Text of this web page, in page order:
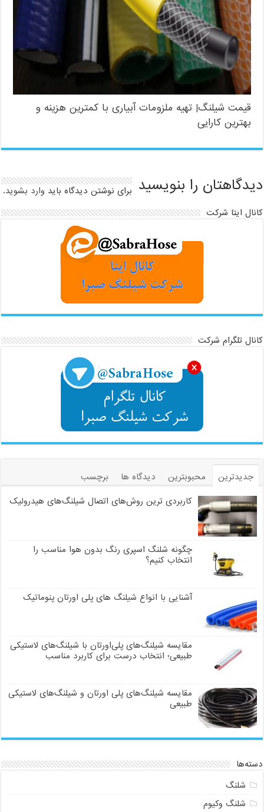
قیمت شیلنگ| تهیه ملزومات آبیاری با کمترین هزینه و
بهترین کارایی
دیدگاهتان را بنویسید برای نوشتن دیدگاه باید وارد بشوید.
کانال ایتا شرکت
کانال تلگرام شرکت
جدیدترین محبوبترین دیدگاه ها
برچسب
کاربردی ترین روش‌های اتصال شیلنگ‌های هیدرولیک
چگونه شلنگ اسپری رنگ بدون هوا مناسب را
انتخاب کنیم؟
آشنایی با انواع شیلنگ های پلی اورتان پنوماتیک
مقایسه شیلنگ‌های پلی‌اورتان با شیلنگ‌های لاستیکی
طبیعی؛ انتخاب درست برای کاربرد مناسب
مقایسه شیلنگ‌های پلی اورتان و شیلنگ‌های لاستیکی
طبیعی
دسته‌ها
شلنگ
شلنگ وکیوم